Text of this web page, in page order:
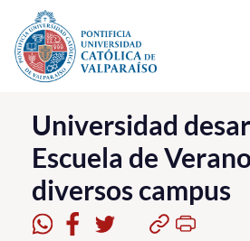
Click acá para ir directamente al
La Universidad
Investigación, Creación e
PUCV Internacional
Vinculación con el Medio
Universidad
Escuela de
diversos campus